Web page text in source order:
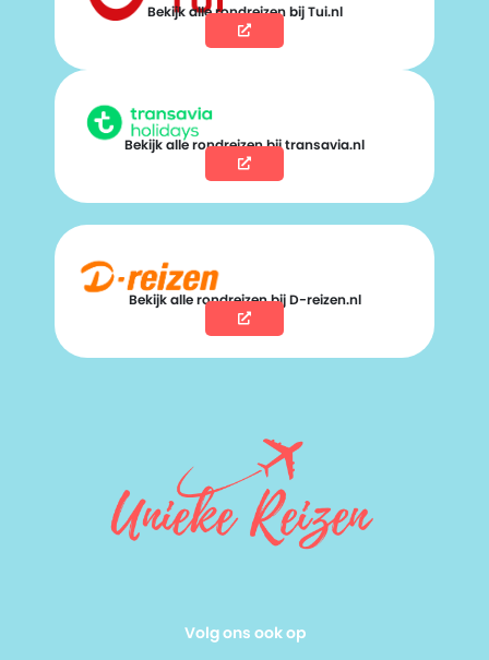
Bekijk alle rondreizen bij Tui.nl
Bekijk alle rondreizen bij transavia.nl
Bekijk alle rondreizen bij D-reizen.nl
Volg ons ook op